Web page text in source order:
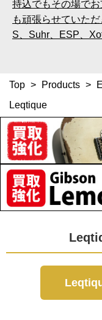
持込でもその場で
も頑張らせていた
S、Suhr、ESP、
Top > Products >
Leqtique